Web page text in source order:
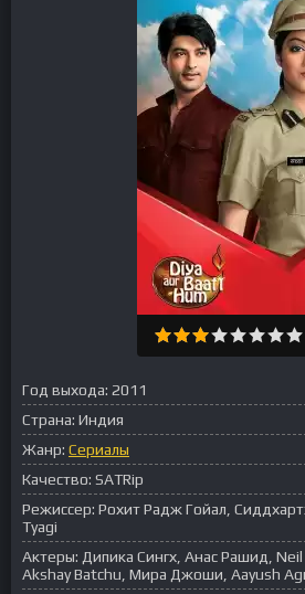
Год выхода: 2011
Страна: Индия
Жанр: Сериалы
Качество: SATRip
Режиссер: Рохит Радж Гойал,
Tyagi
Актеры: Дипика Сингх, Анас Рашид,
Akshay Batchu, Мира Джоши, Aayush